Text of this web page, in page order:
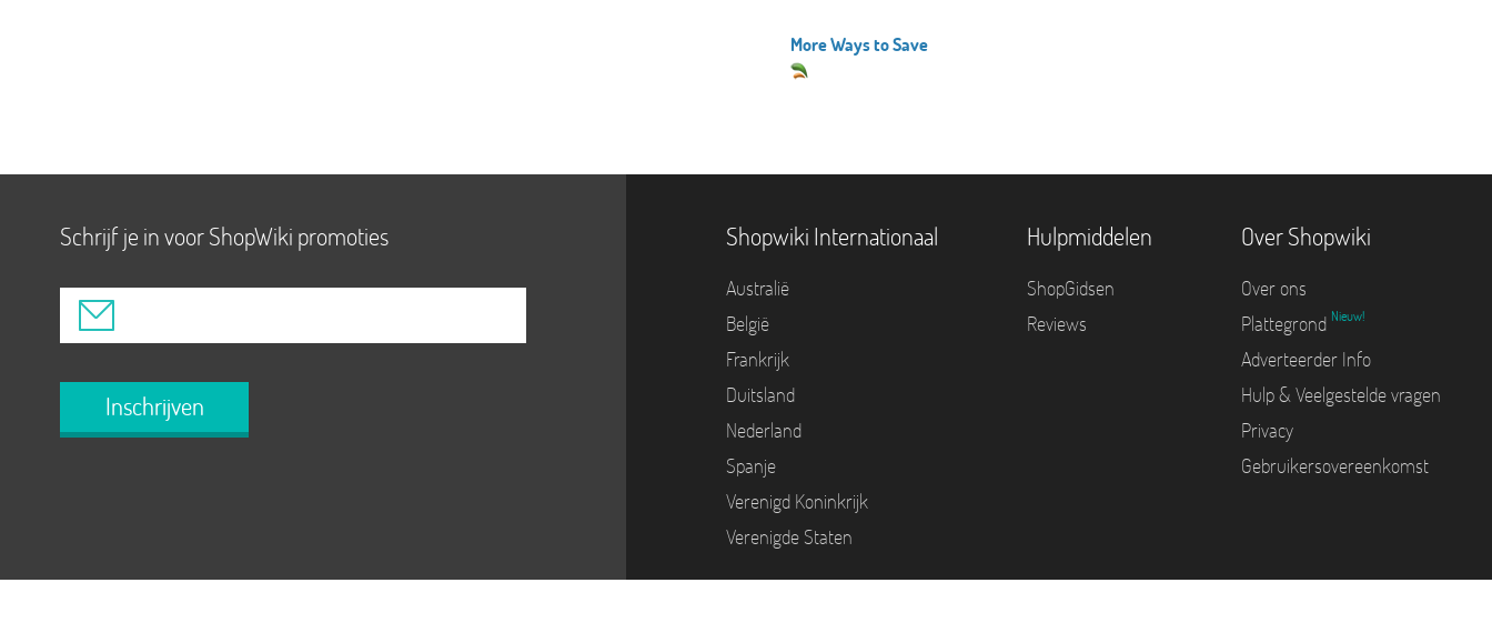
More Ways to Save
Schrijf je in voor ShopWiki promoties
Inschrijven
Shopwiki Internationaal
Australië
België
Frankrijk
Duitsland
Nederland
Spanje
Verenigd Koninkrijk
Verenigde Staten
Hulpmiddelen
ShopGidsen
Reviews
Over Shopwiki
Over ons
Plattegrond Nieuw!
Adverteerder Info
Hulp & Veelgestelde vragen
Privacy
Gebruikersovereenkomst